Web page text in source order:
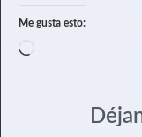
Me gusta esto: